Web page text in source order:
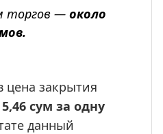
торгов — около
цена закрытия
5,46 сум за одну
данный